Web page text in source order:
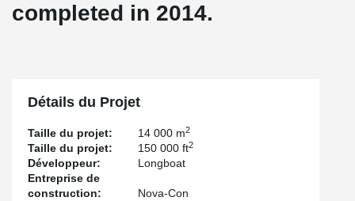
completed in 2014.
Détails du Projet
Taille du projet: 14 000 m2
Taille du projet: 150 000 ft2
Développeur:
Longboat
Entreprise de
construction:
Nova-Con